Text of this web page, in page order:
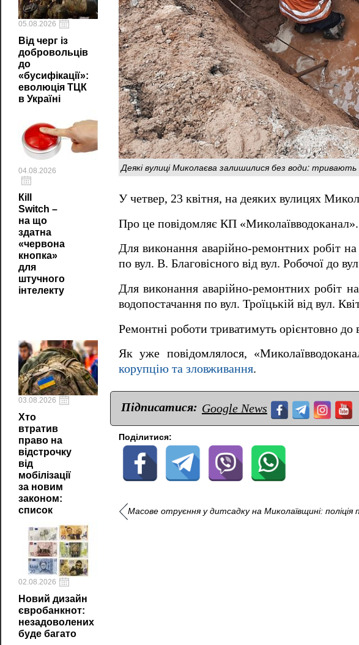
05.08.2026
Від черг із
добровольців
до
«бусифікації»:
еволюція ТЦК
в Україні
04.08.2026
Кill
Switch –
на що
здатна
«червона
кнопка»
для
штучного
інтелекту
03.08.2026
Хто
втратив
право на
відстрочку
від
мобілізації
за новим
законом:
список
02.08.2026
Новий дизайн
євробанкнот:
незадоволених
буде багато
Деякі вулиці Миколаєва залишилися без води:
У четвер, 23 квітня, на деяких вулицях
Про це повідомляє КП «Миколаївводоканал».
Для виконання аварійно-ремонтних робіт
по вул. В. Благовісного від вул. Робочої до
Для виконання аварійно-ремонтних робіт
водопостачання по вул. Троїцькій від вул.
Ремонтні роботи триватимуть орієнтовно до
Як уже повідомлялося,
корупцію та зловживання.
Підписатися: Google News
Поділитися:
Масове отруєння у дитсадку на Миколаївщині: поліція